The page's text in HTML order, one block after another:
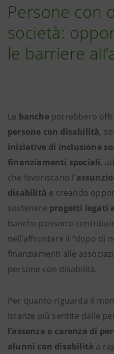
Persone con
società:
le barriere
Le banche potrebbero
persone con disabilità,
iniziative di inclusione
finanziamenti speciali,
che favoriscano l'
disabilità e creando
sostenere progetti legati
banche possono
nell’affrontare il “dopo di
finanziamenti alle
persone con disabilità.
Per quanto riguarda il
istanze più sentite dalle
l’assenza o carenza di
alunni con disabilità a